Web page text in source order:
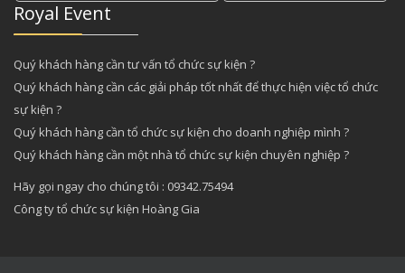
Royal Event
Quý khách hàng cần tư vấn tổ chức sự kiện ?
Quý khách hàng cần các giải pháp tốt nhất để thực hiện việc tổ chức
sự kiện ?
Quý khách hàng cần tổ chức sự kiện cho doanh nghiệp mình ?
Quý khách hàng cần một nhà tổ chức sự kiện chuyên nghiệp ?
Hãy gọi ngay cho chúng tôi : 09342.75494
Công ty tổ chức sự kiện Hoàng Gia